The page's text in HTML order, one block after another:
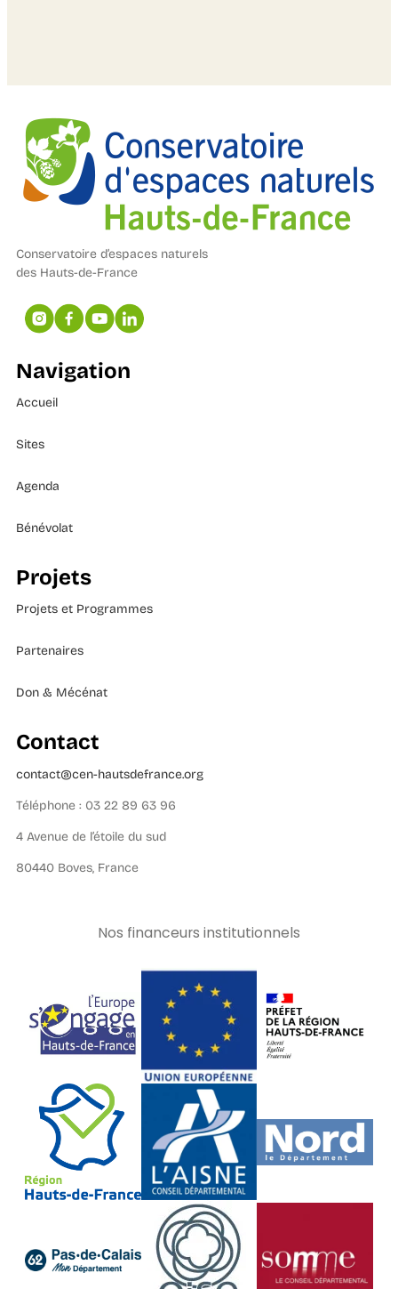
Conservatoire d’espaces naturels
des Hauts-de-France
Navigation
Accueil
Sites
Agenda
Bénévolat
Projets
Projets et Programmes
Partenaires
Don & Mécénat
Contact
contact@cen-hautsdefrance.org
Téléphone : 03 22 89 63 96
4 Avenue de l’étoile du sud
80440 Boves, France
Nos financeurs institutionnels